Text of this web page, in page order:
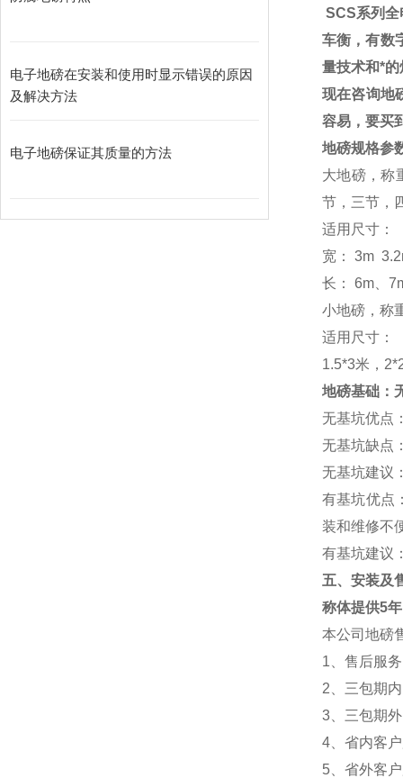
电子地磅在安装和使用时显示错误的原因
及解决方法
电子地磅保证其质量的方法
SCS系列
车衡，有数
量技术和*
现在咨询地
容易，要买
地磅规格参
大地磅，称
节，三节，
适用尺寸：
宽：
3m
长：
6m
小地磅，称
适用尺寸：
1.5*3米，
地磅基础：
无基坑优点
无基坑缺点
无基坑建议
有基坑优点
装和维修不
有基坑建议
五、安装及
称体提供5
本公司地磅
1 、售后服
2 、三包期
3 、三包期
4 、省内客
5 、省外客